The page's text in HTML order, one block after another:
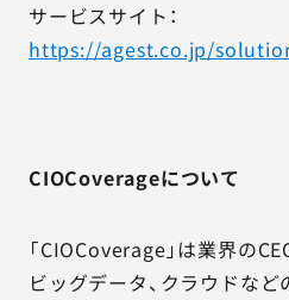
サービスサイト：
https://agest.co.jp/
CIOCoverageについて
「CIOCoverage」は業界の
ビッグデータ、クラウドな